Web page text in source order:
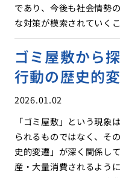
であり、今後も社会情勢
な対策が模索されていく
ゴミ屋敷から
行動の歴史的
2026.01.02
「ゴミ屋敷」という現象
られるものではなく、そ
史的変遷」が深く関係し
産・大量消費されるよう